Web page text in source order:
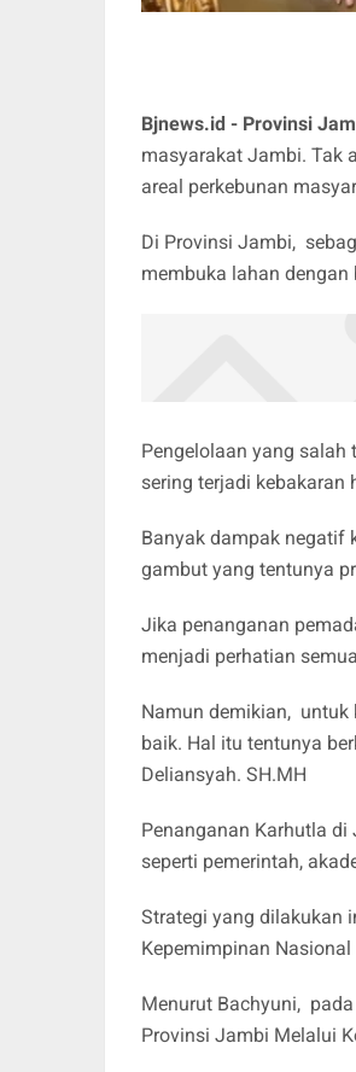
Bjnews.id - Provinsi
masyarakat Jambi. Tak
areal perkebunan
Di Provinsi Jambi,
membuka lahan
Pengelolaan yang
sering terjadi kebakaran
Banyak dampak negatif
gambut yang tentunya
Jika penanganan
menjadi perhatian
Namun demikian, untuk
baik. Hal itu tentunya
Deliansyah. SH.MH
Penanganan Karhutla
seperti pemerintah,
Strategi yang dilakukan
Kepemimpinan
Menurut Bachyuni,
Provinsi Jambi Melalui